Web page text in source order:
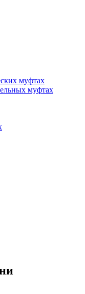
муфтах
муфтах